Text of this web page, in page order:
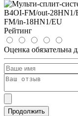
Рейтинг
Оценка обязательна
Продолжить